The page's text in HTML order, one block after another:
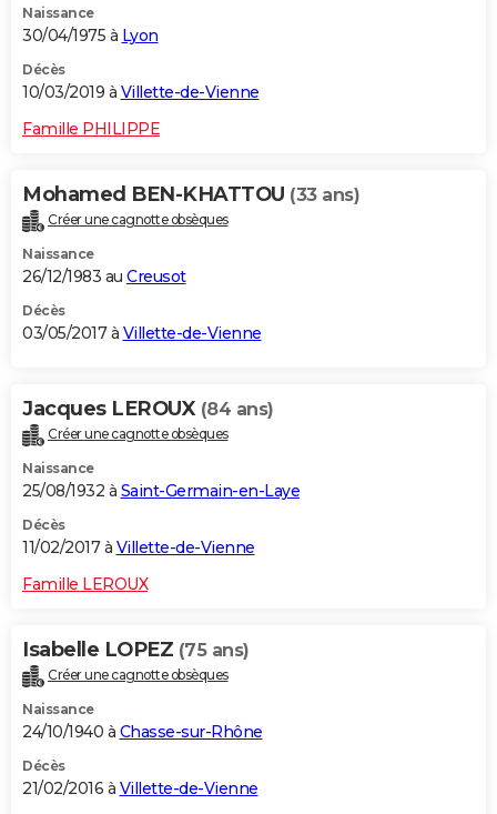
Naissance
30/04/1975 à Lyon
Décès
10/03/2019 à Villette-de-Vienne
Famille PHILIPPE
Mohamed BEN-KHATTOU (33 ans)
Créer une cagnotte obsèques
Naissance
26/12/1983 au Creusot
Décès
03/05/2017 à Villette-de-Vienne
Jacques LEROUX (84 ans)
Créer une cagnotte obsèques
Naissance
25/08/1932 à Saint-Germain-en-Laye
Décès
11/02/2017 à Villette-de-Vienne
Famille LEROUX
Isabelle LOPEZ (75 ans)
Créer une cagnotte obsèques
Naissance
24/10/1940 à Chasse-sur-Rhône
Décès
21/02/2016 à Villette-de-Vienne